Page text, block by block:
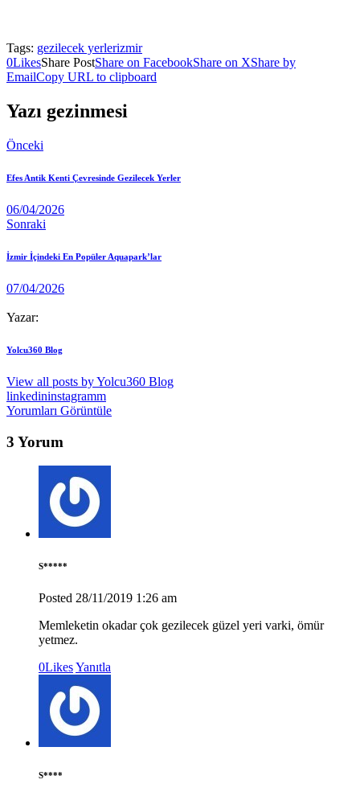
Tags: gezilecek yerlerizmir
0LikesShare PostShare on FacebookShare on XShare by
EmailCopy URL to clipboard
Yazı gezinmesi
Önceki
Efes Antik Kenti Çevresinde Gezilecek Yerler
06/04/2026
Sonraki
İzmir İçindeki En Popüler Aquapark’lar
07/04/2026
Yazar:
Yolcu360 Blog
View all posts byYolcu360 Blog
linkedininstagramm
Yorumları Görüntüle
3 Yorum
S*****
Posted 28/11/2019 1:26 am
Memleketin okadar çok gezilecek güzel yeri varki, ömür
yetmez.
0LikesYanıtla
S****